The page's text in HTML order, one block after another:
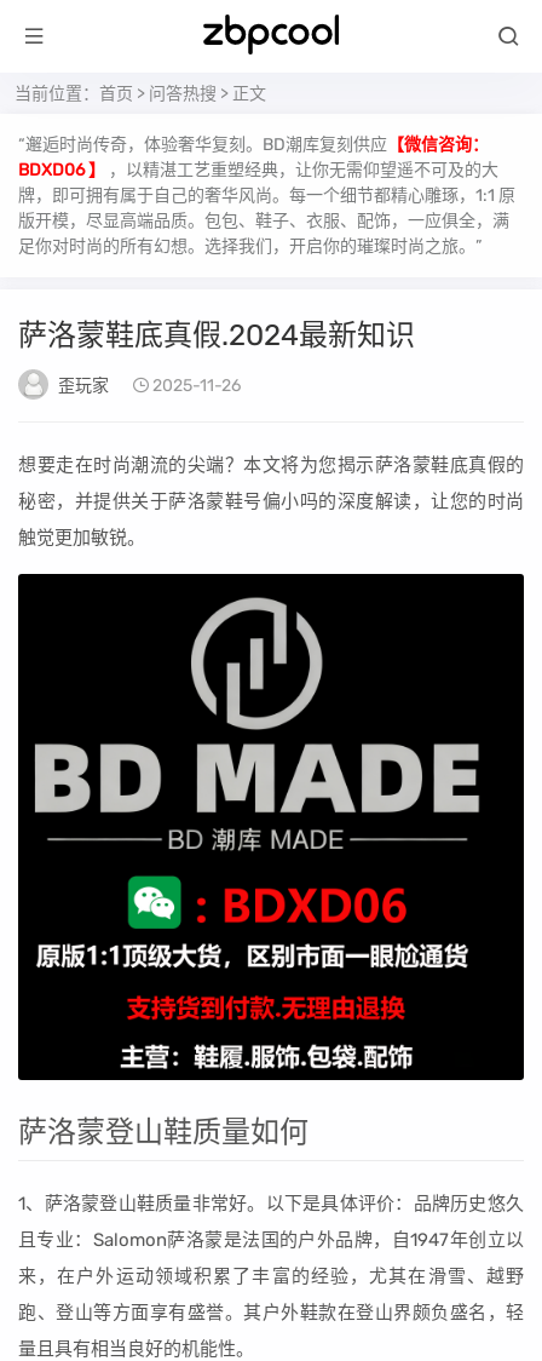
当前位置： 首页 > 问答热搜 > 正文
“邂逅时尚传奇，体验奢华复刻。BD潮库复刻供应 【微信咨询：
BDXD06 】
，以精湛工艺重塑经典，让你无需仰望遥不可及的大
牌，即可拥有属于自己的奢华风尚。每一个细节都精心雕琢，1:1 原
版开模，尽显高端品质。包包、鞋子、衣服、配饰，一应俱全，满
足你对时尚的所有幻想。选择我们，开启你的璀璨时尚之旅。”
萨洛蒙鞋底真假.2024最新知识
歪玩家 2025-11-26
想要走在时尚潮流的尖端？本文将为您揭示萨洛蒙鞋底真假的
秘密，并提供关于萨洛蒙鞋号偏小吗的深度解读，让您的时尚
触觉更加敏锐。
萨洛蒙登山鞋质量如何
1、萨洛蒙登山鞋质量非常好。以下是具体评价：品牌历史悠久
且专业：Salomon萨洛蒙是法国的户外品牌，自1947年创立以
来，在户外运动领域积累了丰富的经验，尤其在滑雪、越野
跑、登山等方面享有盛誉。其户外鞋款在登山界颇负盛名，轻
量且具有相当良好的机能性。